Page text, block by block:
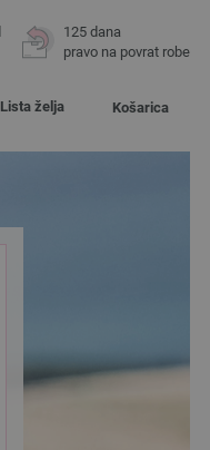
125 dana
pravo na povrat robe
Lista želja Košarica